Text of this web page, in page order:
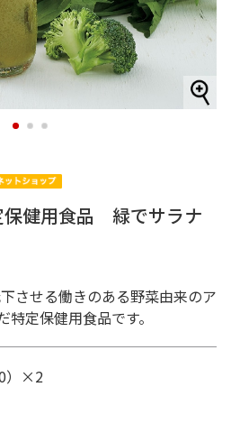
1 2 3
保健用食品 緑でサラナ
させる働きのある野菜由来のア
特定保健用食品です。
）×2